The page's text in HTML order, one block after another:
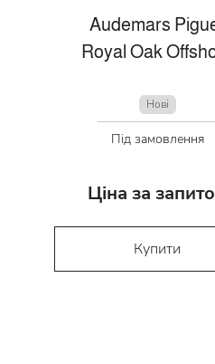
Audemars
Royal Oak
Нові
Під замовлення
Ціна за
Купити